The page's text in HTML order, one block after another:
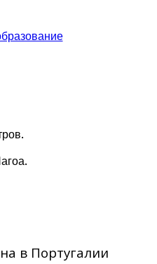
в Португалии